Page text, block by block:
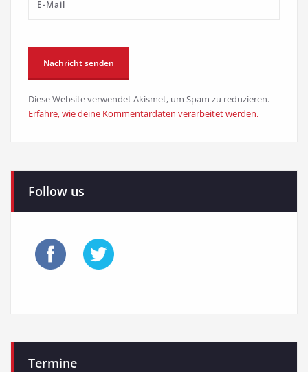
Diese Website verwendet Akismet, um Spam zu reduzieren.
Erfahre, wie deine Kommentardaten verarbeitet werden.
Follow us
Termine